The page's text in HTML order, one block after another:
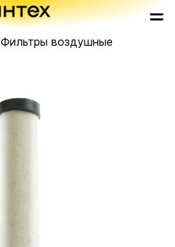
Фильтры воздушные